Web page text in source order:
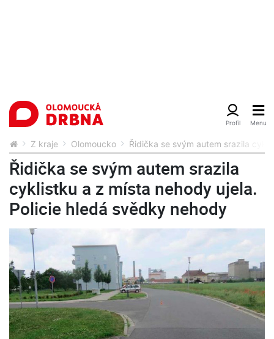
Z kraje Olomoucko Řidička se svým autem srazila
Řidička se svým autem srazila
cyklistku a z místa nehody ujela.
Policie hledá svědky nehody